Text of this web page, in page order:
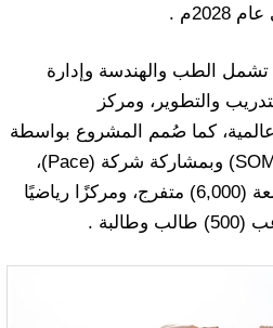
.
الطب والهندسة وإدارة
والتطوير، ومركز
كما صُمم المشروع بواسطة
الشركة الأمريكية العالمية (SOM) وبمشاركة شركة (Pace)،
كما يشمل إستادًا رياضيًا بسعة (6,000) متفرج، ومركزًا رياضيًا
.